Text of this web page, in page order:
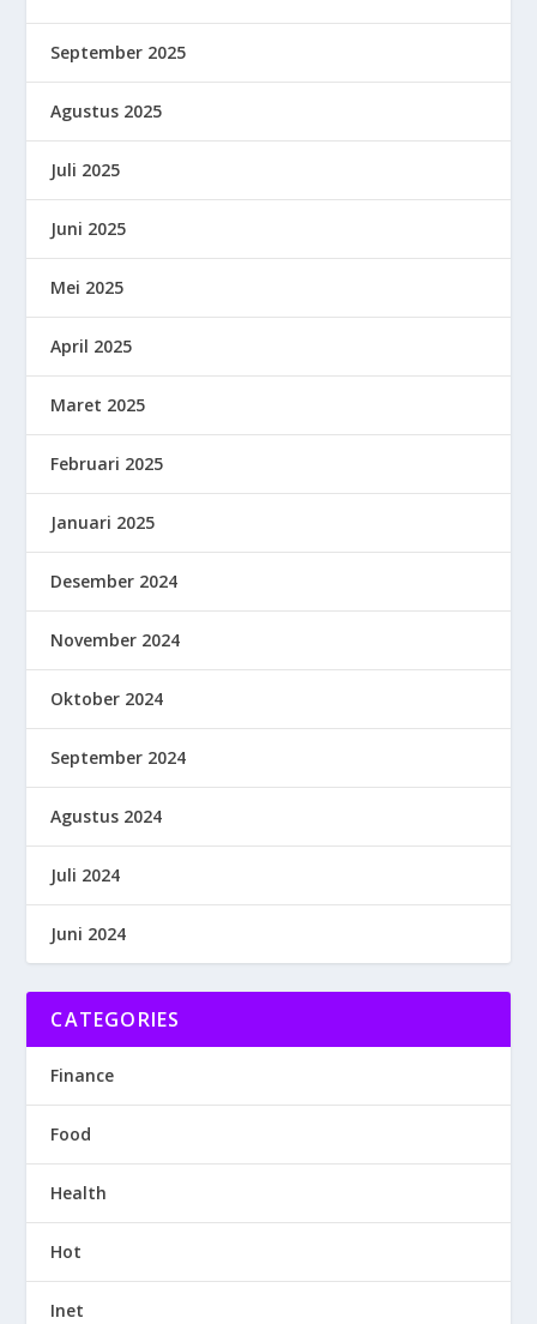
September 2025
Agustus 2025
Juli 2025
Juni 2025
Mei 2025
April 2025
Maret 2025
Februari 2025
Januari 2025
Desember 2024
November 2024
Oktober 2024
September 2024
Agustus 2024
Juli 2024
Juni 2024
CATEGORIES
Finance
Food
Health
Hot
Inet